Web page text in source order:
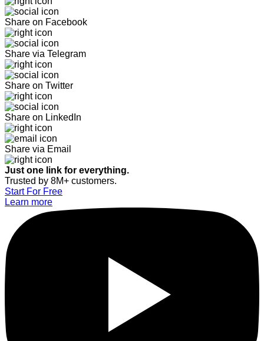
Share on Facebook
Share via Telegram
Share on Twitter
Share on LinkedIn
Share via Email
Just one link for everything.
Trusted by 8M+ customers.
Start For Free
Learn more